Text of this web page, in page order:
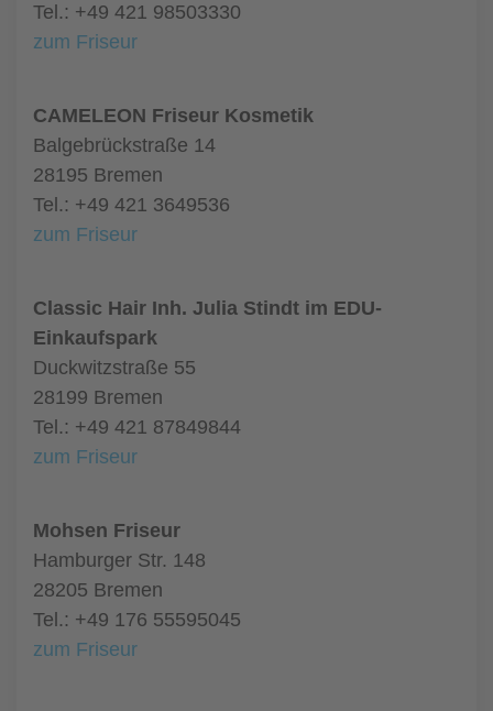
Tel.: +49 421 98503330
zum Friseur
CAMELEON Friseur Kosmetik
Balgebrückstraße 14
28195 Bremen
Tel.: +49 421 3649536
zum Friseur
Classic Hair Inh. Julia Stindt im EDU-
Einkaufspark
Duckwitzstraße 55
28199 Bremen
Tel.: +49 421 87849844
zum Friseur
Mohsen Friseur
Hamburger Str. 148
28205 Bremen
Tel.: +49 176 55595045
zum Friseur